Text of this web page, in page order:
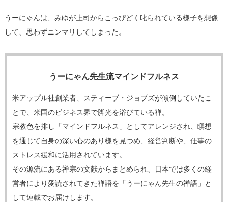
うーにゃんは、みゆが上司からこっぴどく叱られている様子を想像
して、思わずニンマリしてしまった。
うーにゃん先生流マインドフルネス
米アップル社創業者、スティーブ・ジョブズが傾倒していたこ
とで、米国のビジネス界で脚光を浴びている禅。
宗教色を排し「マインドフルネス」としてアレンジされ、瞑想
を通じて自身の深い心のあり様を見つめ、経営判断や、仕事の
ストレス緩和に活用されています。
その源流にある禅宗の文献からまとめられ、日本では多くの経
営者により愛読されてきた禅語を「うーにゃん先生の禅語」と
して連載でお届けします。